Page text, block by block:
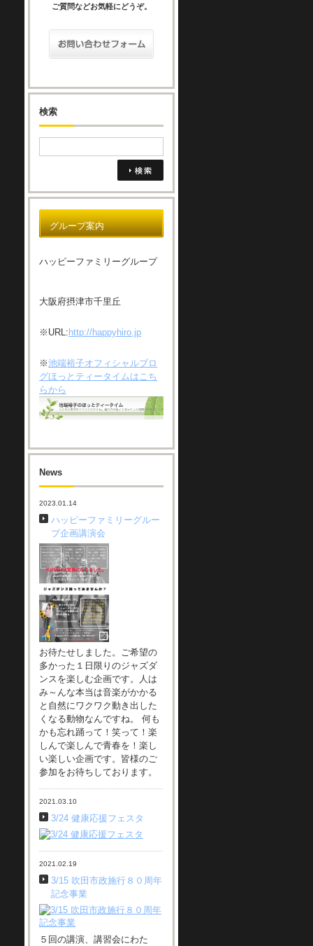
ご質問などお気軽にどうぞ。
検索
グループ案内
ハッピーファミリーグループ
大阪府摂津市千里丘
※URL: http://happyhiro.jp
※池端裕子オフィシャルブロ
グほっとティータイムはこち
らから
News
2023.01.14
ハッピーファミリーグルー
プ企画講演会
お待たせしました。ご希望の
多かった１日限りのジャズダ
ンスを楽しむ企画です。人は
み～んな本当は音楽がかかる
と自然にワクワク動き出した
くなる動物なんですね。 何も
かも忘れ踊って！笑って！楽
しんで楽しんで青春を！楽し
い楽しい企画です。皆様のご
参加をお待ちしております。
2021.03.10
3/24 健康応援フェスタ
2021.02.19
3/15 吹田市政施行８０周年
記念事業
５回の講演、講習会にわた